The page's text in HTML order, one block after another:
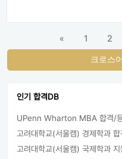
« 1 2
크로스
인기 합격DB
UPenn Wharton MBA 합격/
고려대학교(서울캠) 경제학과 합
고려대학교(서울캠) 국제학과